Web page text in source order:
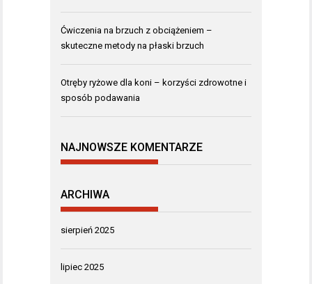
Ćwiczenia na brzuch z obciążeniem –
skuteczne metody na płaski brzuch
Otręby ryżowe dla koni – korzyści zdrowotne i
sposób podawania
NAJNOWSZE KOMENTARZE
ARCHIWA
sierpień 2025
lipiec 2025